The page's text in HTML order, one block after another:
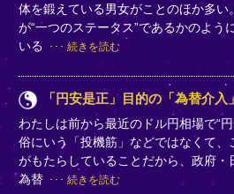
体を鍛えている男女がことのほか多い
が“一つのステータス”であるかのよう
いる
続きを読む
「円安是正」目的の「為替介
わたしは前から最近のドル円相場で“円
俗にいう「投機筋」などではなくて
がもたらしていることだから、政府・
為替
続きを読む